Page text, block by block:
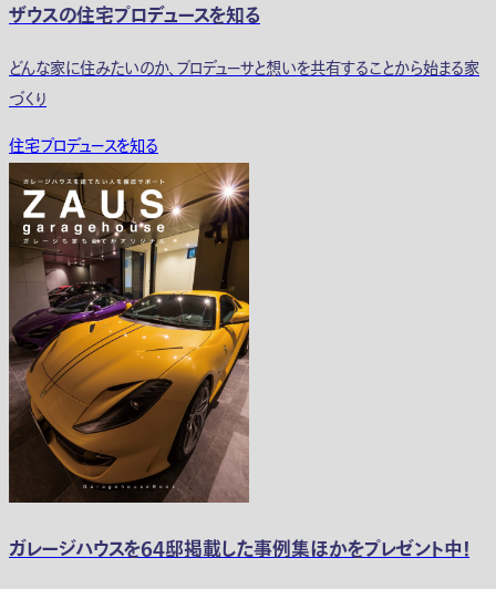
ザウスの住宅プロデュースを知る
どんな家に住みたいのか、プロデューサと想いを共有することから始まる家
づくり
住宅プロデュースを知る
ガレージハウスを64邸掲載した事例集ほかをプレゼント中！